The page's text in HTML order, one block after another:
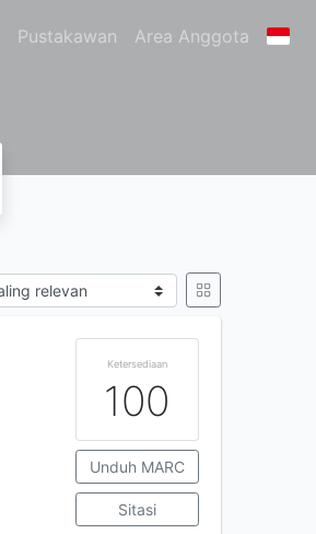
Pustakawan Area Anggota
Ketersediaan
100
Unduh MARC
Sitasi